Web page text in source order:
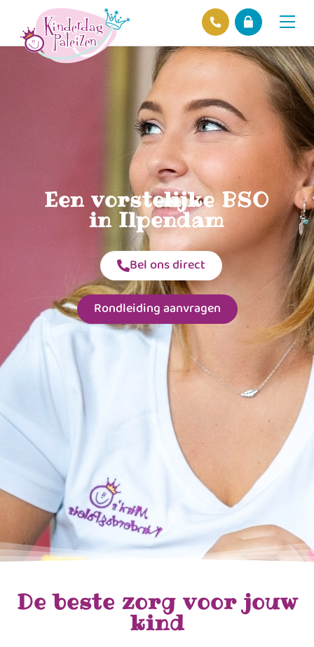
Een vorstelijke BSO
in Ilpendam
Bel ons direct
Rondleiding aanvragen
De beste zorg voor jouw
kind